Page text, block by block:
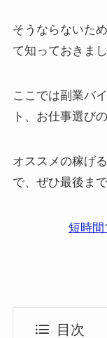
そうならないた
て知っておきまし
ここでは副業バ
ト、お仕事選び
オススメの稼げ
で、ぜひ最後ま
短時間
目次